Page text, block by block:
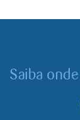
Saiba